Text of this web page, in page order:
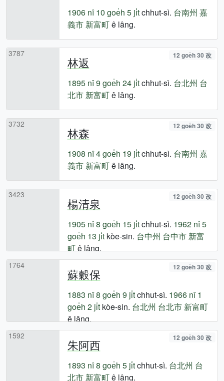
1906 nî 10 goe̍h 5 ji̍tchhut-sì. 台南州 嘉
義市 新富町ê lâng.
3787
林返 12 goe̍h 30 改
1895 nî9 goe̍h 24 ji̍tchhut-sì. 台北州 台
北市 新富町ê lâng.
3732
林森 12 goe̍h 30 改
1908 nî4 goe̍h 19 ji̍tchhut-sì. 台南州 嘉
義市 新富町ê lâng.
3423
楊清泉 12 goe̍h 30 改
1905 nî8 goe̍h 15 ji̍tchhut-sì. 1962 nî5
goe̍h 13 ji̍tkòe-sin. 台中州 台中市 新富
町ê lâng.
1764
蘇穀保 12 goe̍h 30 改
1883 nî8 goe̍h 9 ji̍tchhut-sì. 1966 nî 1
goe̍h 2 ji̍tkòe-sin. 台北州 台北市 新富町
ê lâng.
1592
朱阿西 12 goe̍h 30 改
1893 nî8 goe̍h 5 ji̍tchhut-sì. 台北州 台
北市 新富町ê lâng.